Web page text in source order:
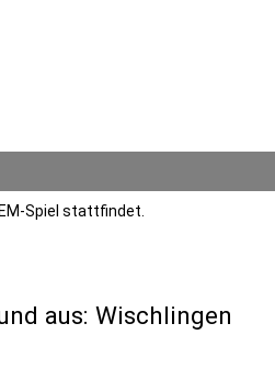
Spiel stattfindet.
aus: Wischlingen